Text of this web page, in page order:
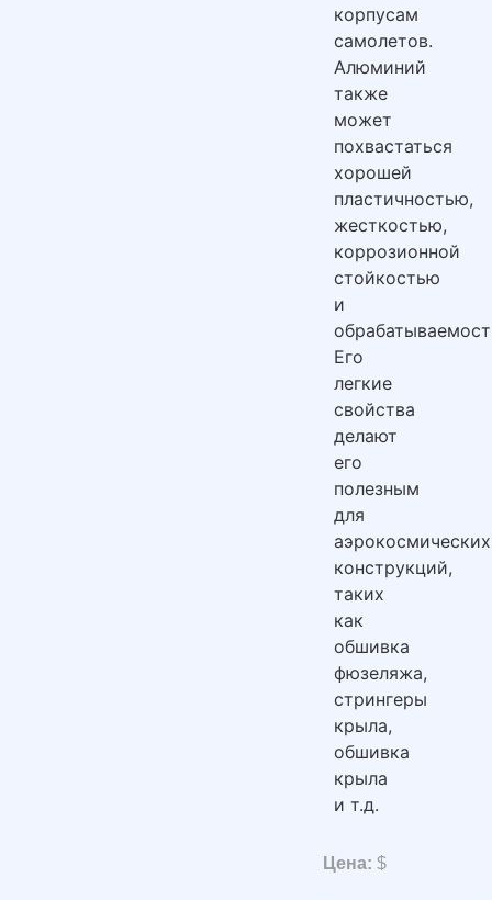
корпусам
самолетов.
Алюминий
также
может
похвастаться
хорошей
пластичностью,
жесткостью,
коррозионной
стойкостью
и
Его
легкие
свойства
делают
его
полезным
для
аэрокосмических
конструкций,
таких
как
обшивка
фюзеляжа,
стрингеры
крыла,
обшивка
крыла
и т.д.
Цена: $